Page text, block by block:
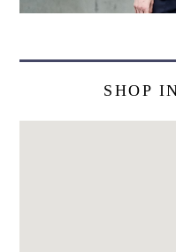
SHOP